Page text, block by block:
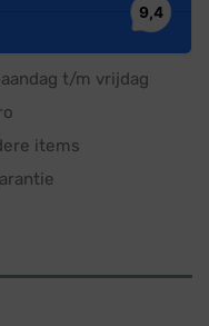
t/m vrijdag
items